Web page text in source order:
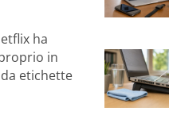
ha
in
etichette